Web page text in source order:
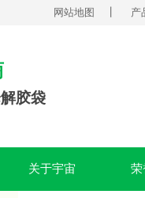
网站地图 产
胶袋
关于宇宙 荣